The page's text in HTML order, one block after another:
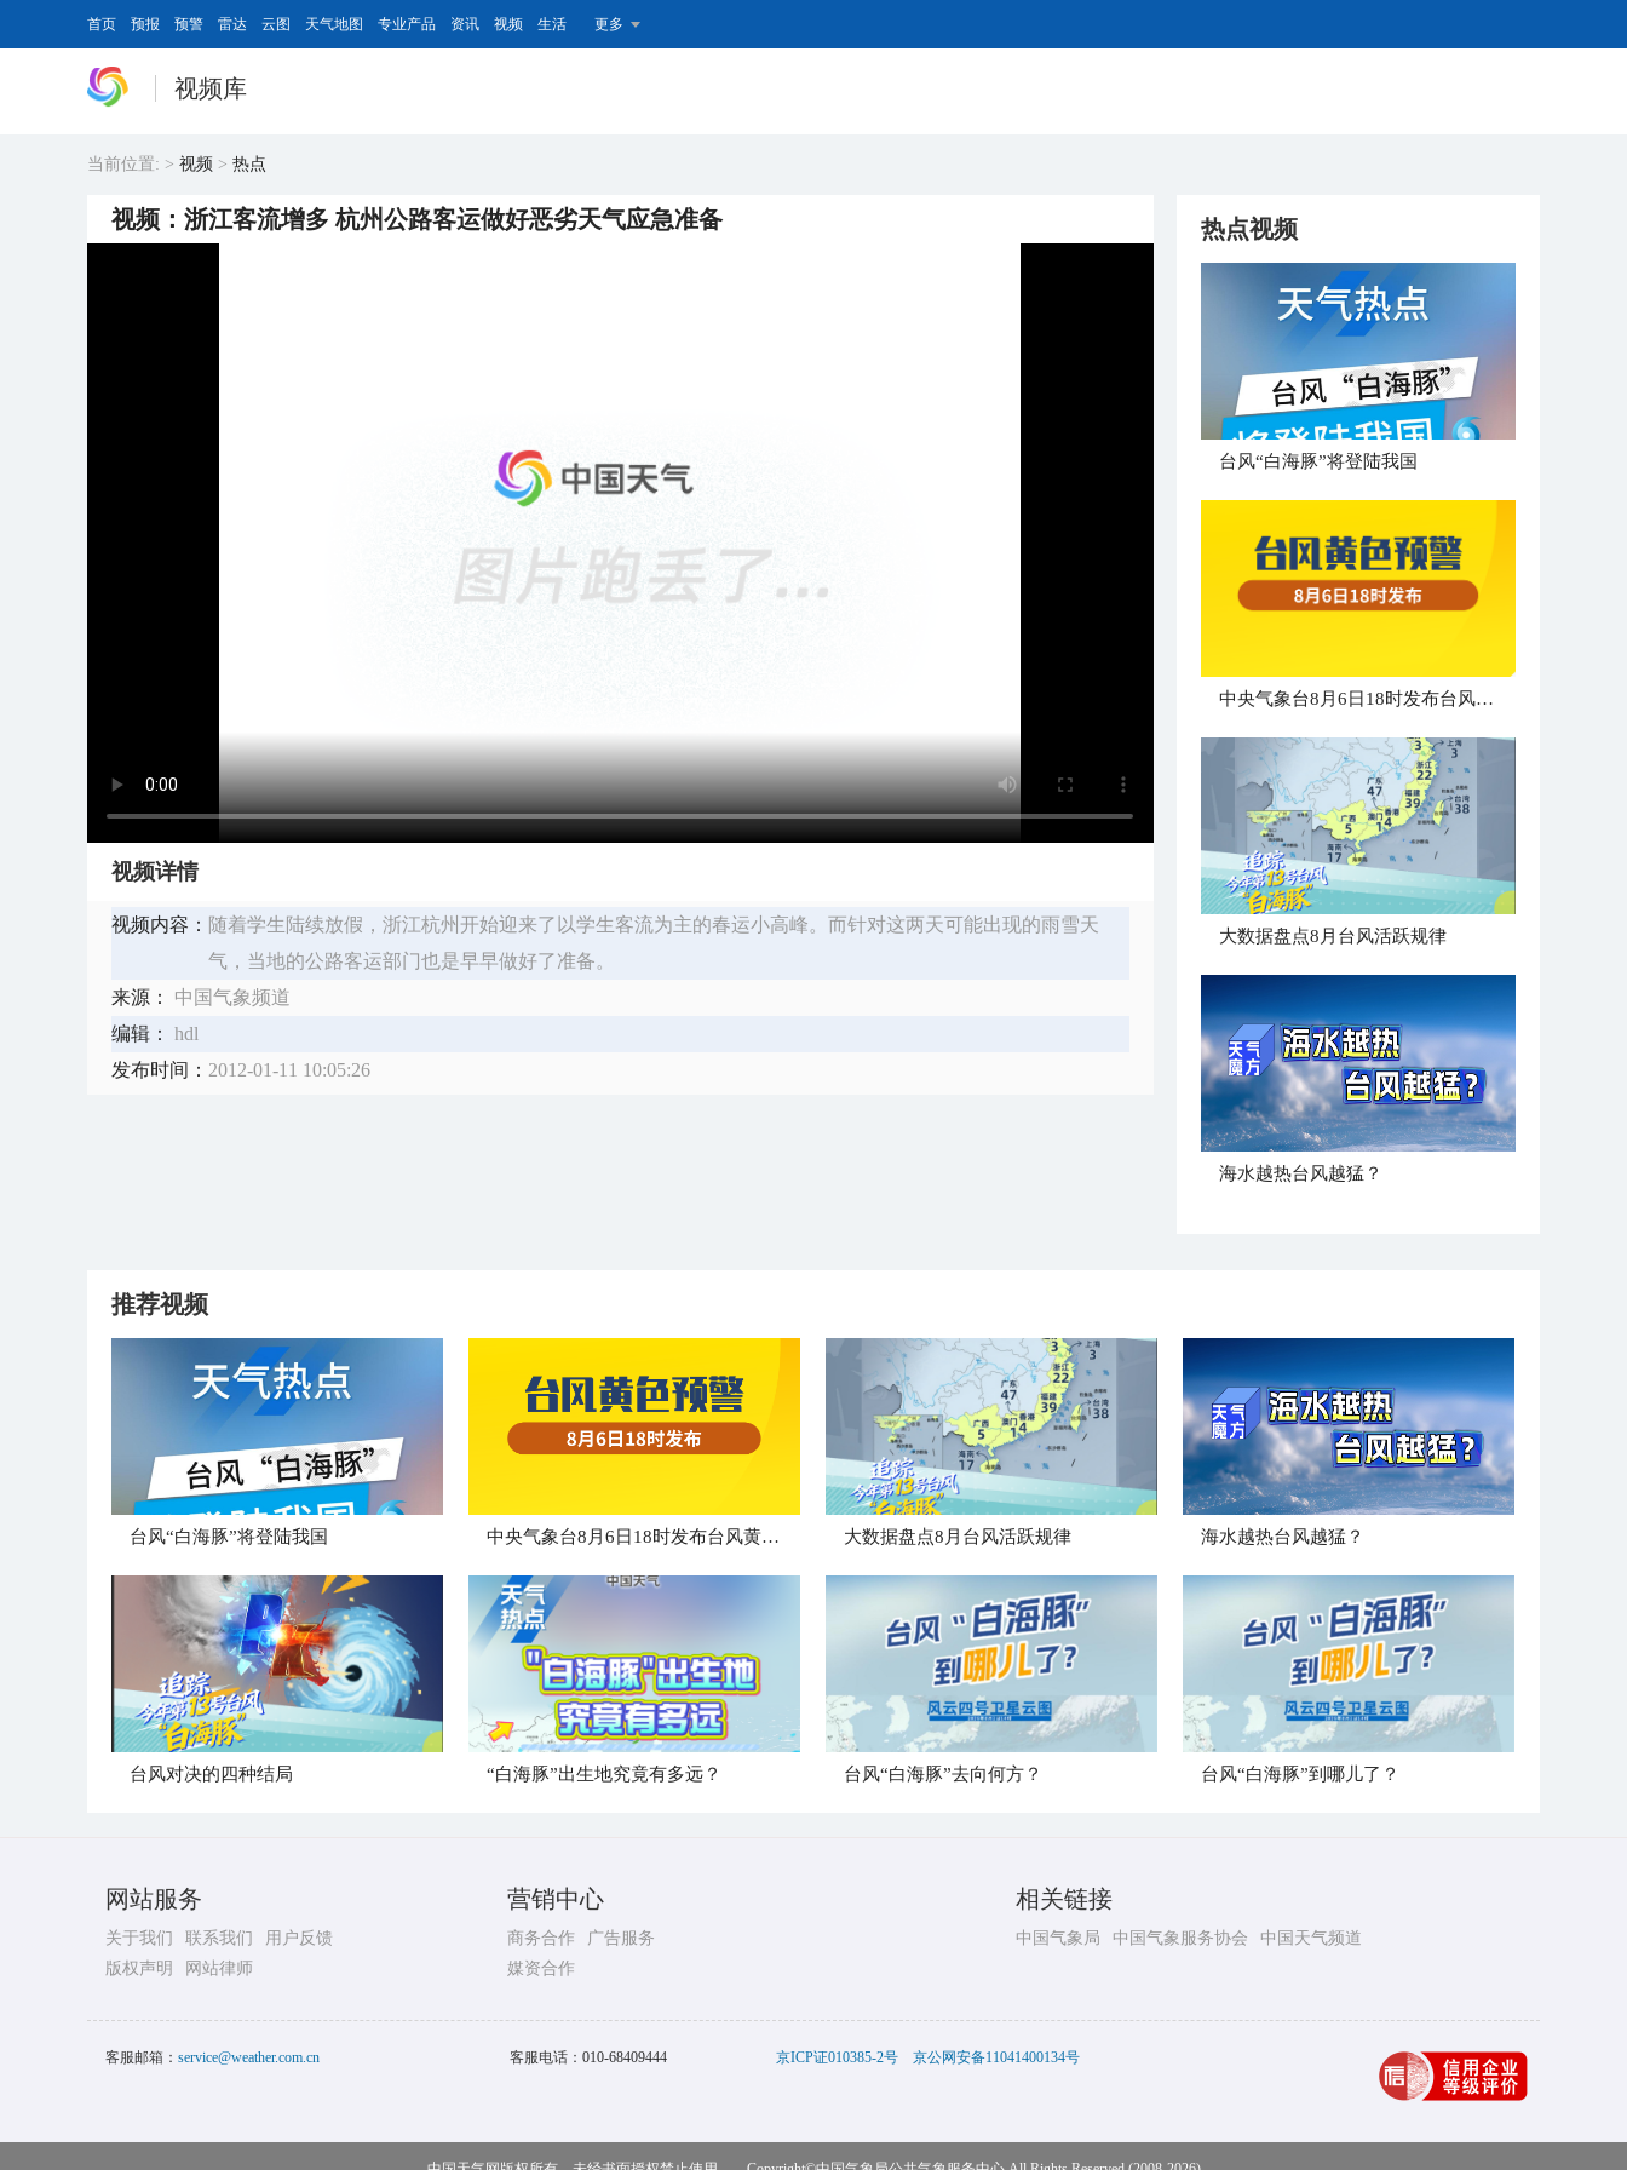
首页 预报 预警 雷达 云图 天气地图 专业产品 资讯 视频 生活 更多
视频库
当前位置: > 视频 > 热点
视频：浙江客流增多 杭州公路客运做好恶劣天气应急准备
视频详情
视频内容： 随着学生陆续放假，浙江杭州开始迎来了以学生客流为主的春运小高峰。而针对这两天可能出现的雨雪天
气，当地的公路客运部门也是早早做好了准备。
来源：
中国气象频道
编辑：
hdl
发布时间： 2012-01-11 10:05:26
热点视频
台风“白海豚”将登陆我国
中央气象台8月6日18时发布台风黄色预警
大数据盘点8月台风活跃规律
海水越热台风越猛？
推荐视频
台风“白海豚”将登陆我国 中央气象台8月6日18时发布台风黄色预警 大数据盘点8月台风活跃规律 海水越热台风越猛？
台风对决的四种结局 “白海豚”出生地究竟有多远？ 台风“白海豚”去向何方？ 台风“白海豚”到哪儿了？
网站服务
关于我们 联系我们
用户反馈
版权声明
网站律师
营销中心
商务合作
广告服务
媒资合作
相关链接
中国气象局 中国气象服务协会 中国天气频道
客服邮箱： service@weather.com.cn 客服电话： 010-68409444 京ICP证010385-2号 京公网安备11041400134号